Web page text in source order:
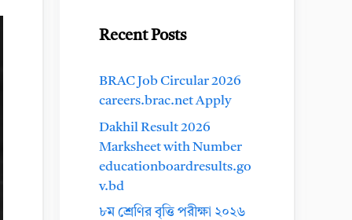
Recent Posts
BRAC Job Circular 2026
careers.brac.net Apply
Dakhil Result 2026
Marksheet with Number
educationboardresults.go
v.bd
৮ম শ্রেণির বৃত্তি পরীক্ষা ২০২৬